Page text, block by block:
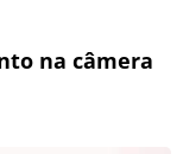
na câmera